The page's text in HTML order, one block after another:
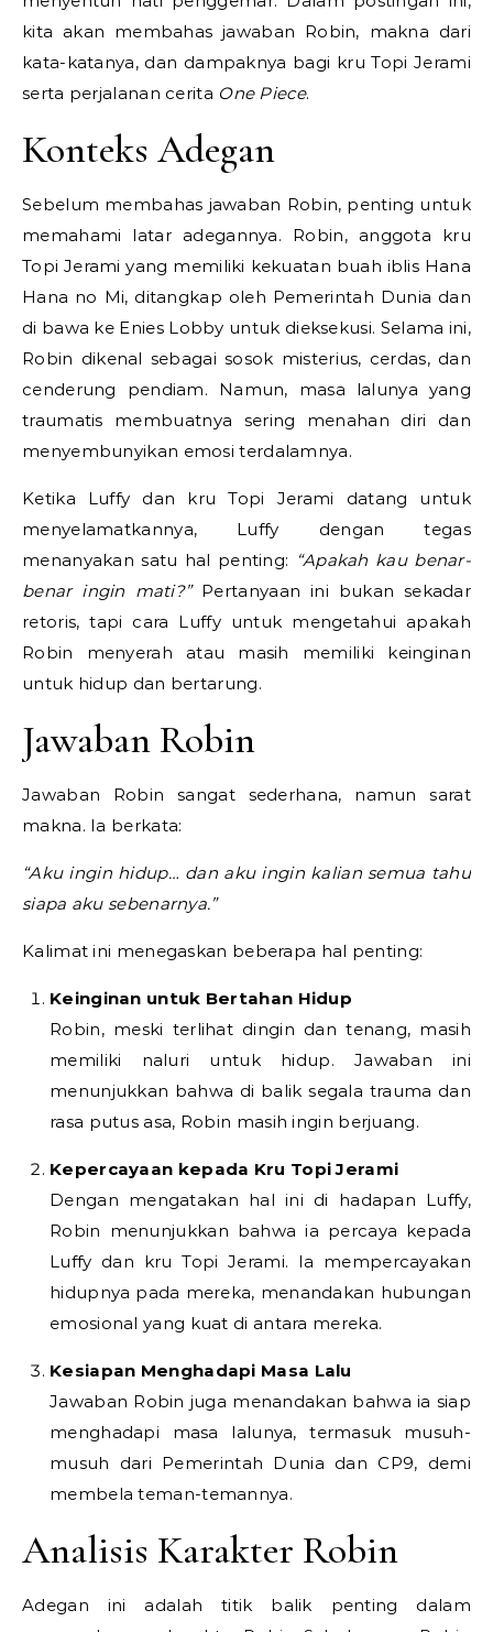
kita akan membahas jawaban Robin, makna dari
kata-katanya, dan dampaknya bagi kru Topi Jerami
serta perjalanan cerita One Piece.
Konteks Adegan
Sebelum membahas jawaban Robin, penting untuk
memahami latar adegannya. Robin, anggota kru
Topi Jerami yang memiliki kekuatan buah iblis Hana
Hana no Mi, ditangkap oleh Pemerintah Dunia dan
di bawa ke Enies Lobby untuk dieksekusi. Selama ini,
Robin dikenal sebagai sosok misterius, cerdas, dan
cenderung pendiam. Namun, masa lalunya yang
traumatis membuatnya sering menahan diri dan
menyembunyikan emosi terdalamnya.
Ketika Luffy dan kru Topi Jerami datang untuk
menyelamatkannya, Luffy dengan tegas
menanyakan satu hal penting: “Apakah kau benar-
benar ingin mati?”Pertanyaan ini bukan sekadar
retoris, tapi cara Luffy untuk mengetahui apakah
Robin menyerah atau masih memiliki keinginan
untuk hidup dan bertarung.
Jawaban Robin
Jawaban Robin sangat sederhana, namun sarat
makna. Ia berkata:
“Aku ingin hidup… dan aku ingin kalian semua tahu
siapa aku sebenarnya.”
Kalimat ini menegaskan beberapa hal penting:
Keinginan untuk Bertahan Hidup
Robin, meski terlihat dingin dan tenang, masih
memiliki naluri untuk hidup. Jawaban ini
menunjukkan bahwa di balik segala trauma dan
rasa putus asa, Robin masih ingin berjuang.
Kepercayaan kepada Kru Topi Jerami
Dengan mengatakan hal ini di hadapan Luffy,
Robin menunjukkan bahwa ia percaya kepada
Luffy dan kru Topi Jerami. Ia mempercayakan
hidupnya pada mereka, menandakan hubungan
emosional yang kuat di antara mereka.
Kesiapan Menghadapi Masa Lalu
Jawaban Robin juga menandakan bahwa ia siap
menghadapi masa lalunya, termasuk musuh-
musuh dari Pemerintah Dunia dan CP9, demi
membela teman-temannya.
Analisis Karakter Robin
Adegan ini adalah titik balik penting dalam